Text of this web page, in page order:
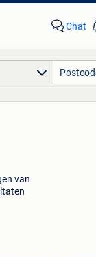
Chat
van